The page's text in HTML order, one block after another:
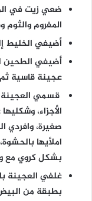
ضعي زيت في
المفروم
أضيفي الخليط
أضيفي الطحين
عجينة قاسية
قسمي العجينة
الأجزاء،
صغيرة،
املأيها
بشكل كروي مع
غلفي العجينة
بطبقة من